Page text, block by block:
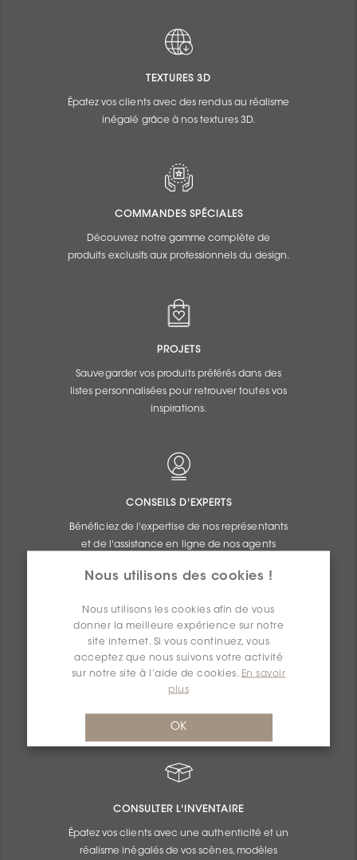
Nous utilisons des cookies !
Nous utilisons les cookies afin de vous
donner la meilleure expérience sur notre
site internet. Si vous continuez, vous
acceptez que nous suivons votre activité
sur notre site à l’aide de cookies. En savoir
plus
OK
TEXTURES 3D
Épatez vos clients avec des rendus au réalisme
inégalé grâce à nos textures 3D.
COMMANDES SPÉCIALES
Découvrez notre gamme complète de
produits exclusifs aux professionnels du design.
PROJETS
Sauvegarder vos produits préférés dans des
listes personnalisées pour retrouver toutes vos
inspirations.
CONSEILS D'EXPERTS
Bénéficiez de l'expertise de nos représentants
et de l'assistance en ligne de nos agents
SOUMISSIONS PERSONNALISÉES
Obtenez une tarification imbattable établie en
fonction du budget et de la taille de vos
projets.
CONSULTER L'INVENTAIRE
Épatez vos clients avec une authenticité et un
réalisme inégalés de vos scènes, modèles